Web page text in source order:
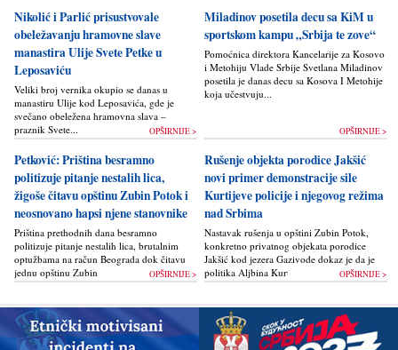
Nikolić i Parlić prisustvovale
obeležavanju hramovne slave
manastira Ulije Svete Petke u
Leposaviću
Veliki broj vernika okupio se danas u
manastiru Ulije kod Leposavića, gde je
svečano obeležena hramovna slava –
praznik Svete...
OPŠIRNIJE >
Miladinov posetila decu sa KiM u
sportskom kampu „Srbija te zove“
Pomoćnica direktora Kancelarije za Kosovo
i Metohiju Vlade Srbije Svetlana Miladinov
posetila je danas decu sa Kosova I Metohije
koja učestvuju...
OPŠIRNIJE >
Petković: Priština besramno
politizuje pitanje nestalih lica,
žigoše čitavu opštinu Zubin Potok i
neosnovano hapsi njene stanovnike
Priština prethodnih dana besramno
politizuje pitanje nestalih lica, brutalnim
optužbama na račun Beograda dok čitavu
jednu opštinu Zubin Potok žigoše...OPŠIRNIJE >
Rušenje objekta porodice Jakšić
novi primer demonstracije sile
Kurtijeve policije i njegovog režima
nad Srbima
Nastavak rušenja u opštini Zubin Potok,
konkretno privatnog objekata porodice
Jakšić kod jezera Gazivode dokaz je da je
politika Alјbina Kurtija...
OPŠIRNIJE >